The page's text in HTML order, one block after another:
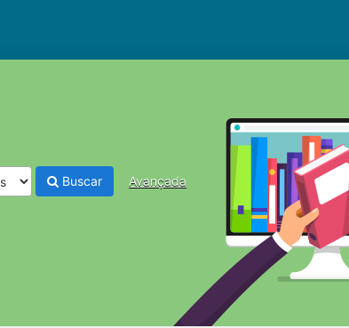
Buscar Avançada